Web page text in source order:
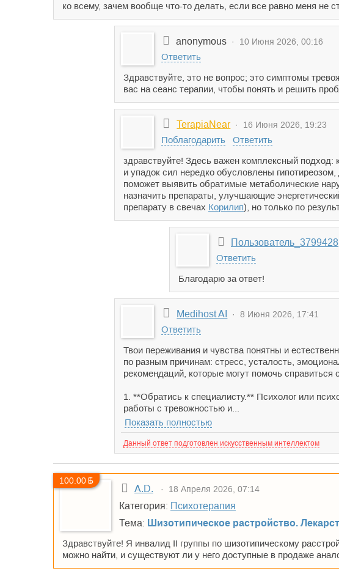
ко всему, зачем вообще что-то делать, если все равно меня не
anonymous · 10 Июня 2026, 00:16
Ответить
Здравствуйте, это не вопрос; это симптомы
вас на сеанс терапии, чтобы понять и решить
TerapiaNear · 16 Июня 2026, 19:23
Поблагодарить
Ответить
здравствуйте! Здесь важен комплексный подход:
и упадок сил нередко обусловлены
поможет выявить обратимые метаболические
назначить препараты, улучшающие
препарату в свечах Корилип), но только по
Пользователь_3799428
Ответить
Благодарю за ответ!
Medihost AI · 8 Июня 2026, 17:41
Ответить
Твои переживания и чувства понятны и
по разным причинам: стресс, усталость,
рекомендаций, которые могут помочь справиться
1. **Обратись к специалисту.** Психолог или
работы с тревожностью и...
Показать полностью
Данный ответ подготовлен искусственным интеллектом
A.D. · 18 Апреля 2026, 07:14
Категория: Психотерапия
Тема: Шизотипическое растройство.
Здравствуйте! Я инвалид II группы по шизотипическому
можно найти, и существуют ли у него доступные в продаже
100.00